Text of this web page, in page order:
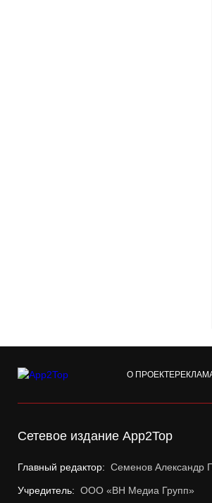
О ПРОЕКТЕ
Сетевое издание App2Top
Главный редактор: Семенов Александр
Учредитель: ООО «ВН Медиа Групп»